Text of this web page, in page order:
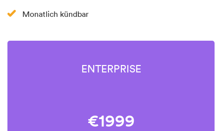
Monatlich kündbar
ENTERPRISE
€1999